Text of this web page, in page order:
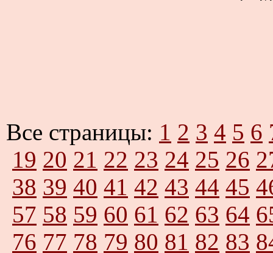
Все страницы: 1 2 3 4 5 6
19 20 21 22 23 24 25 26
38 39 40 41 42 43 44 45
57 58 59 60 61 62 63 64
76 77 78 79 80 81 82 83